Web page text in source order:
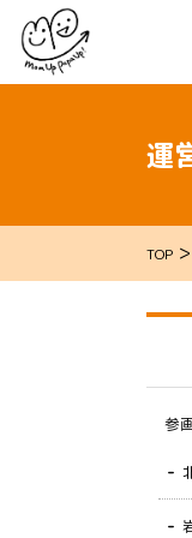
運
TOP >
参